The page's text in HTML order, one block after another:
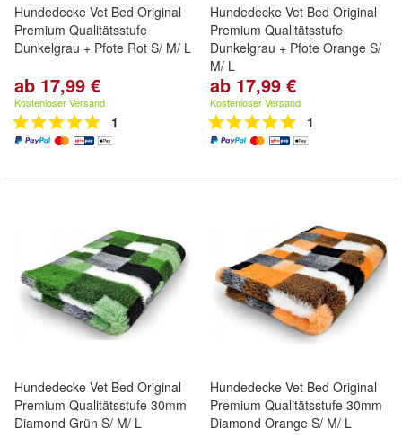
Hundedecke Vet Bed Original
Premium Qualitätsstufe
Dunkelgrau + Pfote Rot S/ M/ L
ab 17,99 €
Kostenloser Versand
1
Hundedecke Vet Bed Original
Premium Qualitätsstufe
Dunkelgrau + Pfote Orange S/
M/ L
ab 17,99 €
Kostenloser Versand
1
Hundedecke Vet Bed Original
Premium Qualitätsstufe 30mm
Diamond Grün S/ M/ L
Hundedecke Vet Bed Original
Premium Qualitätsstufe 30mm
Diamond Orange S/ M/ L